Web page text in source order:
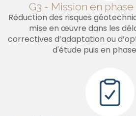
G3 - Mission en
Réduction des risques
mise en œuvre dans les
correctives d’adaptation ou
d'étude puis en